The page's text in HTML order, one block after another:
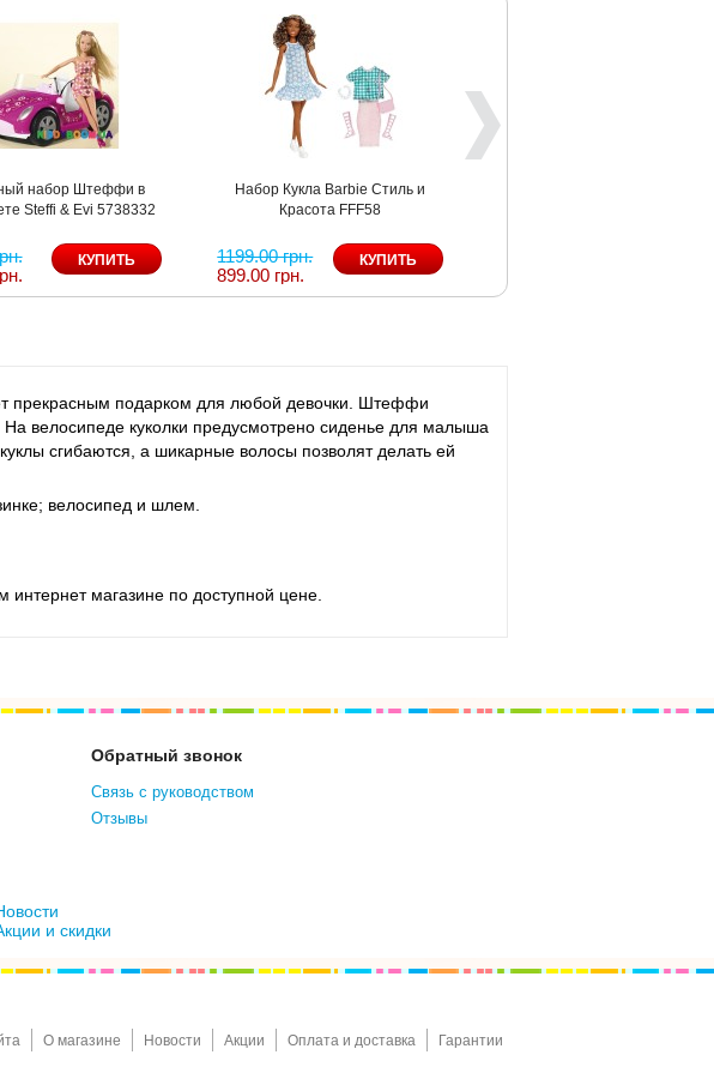
набор Штеффи в
Steffi & Evi 5738332
Набор Кукла Barbie Стиль и
Красота FFF58
1199.00 грн.
899.00 грн.
прекрасным подарком для любой девочки. Штеффи
велосипеде куколки предусмотрено сиденье для малыша
сгибаются, а шикарные волосы позволят делать ей
велосипед и шлем.
интернет магазине по доступной цене.
Обратный звонок
Связь с руководством
Отзывы
и скидки
О магазине Новости Акции Оплата и доставка Гарантии